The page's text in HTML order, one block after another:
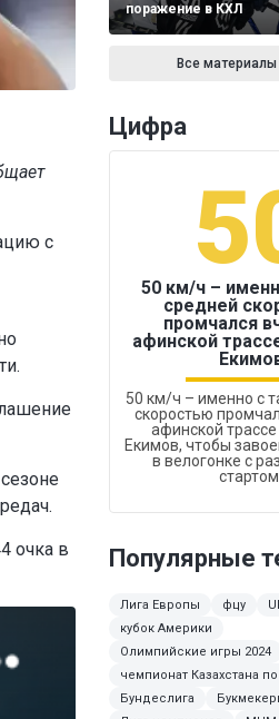
с
очка в
поражение в КХЛ
Все материалы
Цифра
50 км/ч –
средней
промчался
афинской
50 км/ч – именно с
скоростью
афинской
Екимов, чтобы
в велогонке с
Популярные
Лига Европы фцу
кубок Америки
Олимпийские игры 2024
чемпионат Казахстана
Бундеслига